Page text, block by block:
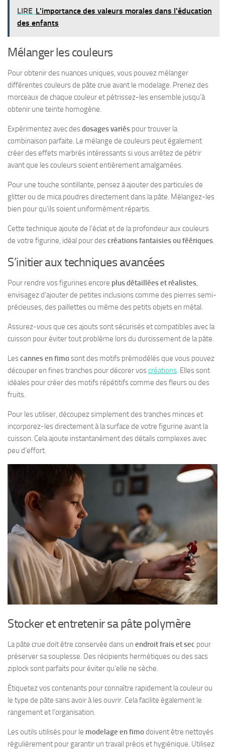
LIRE L'importance des valeurs morales dans l'éducation
des enfants
Mélanger les couleurs
Pour obtenir des nuances uniques, vous pouvez mélanger
différentes couleurs de pâte crue avant le modelage. Prenez des
morceaux de chaque couleur et pétrissez-les ensemble jusqu’à
obtenir une teinte homogène.
Expérimentez avec desdosages variés pour trouver la
combinaison parfaite. Le mélange de couleurs peut également
créer des effets marbrés intéressants si vous arrêtez de pétrir
avant que les couleurs soient entièrement amalgamées.
Pour une touche scintillante, pensez à ajouter des particules de
glitter ou de mica poudres directement dans la pâte. Mélangez-les
bien pour qu’ils soient uniformément répartis.
Cette technique ajoute de l’éclat et de la profondeur aux couleurs
de votre figurine, idéal pour descréations fantaisies ou féériques.
S’initier aux techniques avancées
Pour rendre vos figurines encore plus détaillées et réalistes,
envisagez d’ajouter de petites inclusions comme des pierres semi-
précieuses, des paillettes ou même des petits objets en métal.
Assurez-vous que ces ajouts sont sécurisés et compatibles avec la
cuisson pour éviter tout problème lors du durcissement de la pâte.
Lescannes en fimosont des motifs prémodélés que vous pouvez
découper en fines tranches pour décorer voscréations. Elles sont
idéales pour créer des motifs répétitifs comme des fleurs ou des
fruits.
Pour les utiliser, découpez simplement des tranches minces et
incorporez-les directement à la surface de votre figurine avant la
cuisson. Cela ajoute instantanément des détails complexes avec
peu d’effort.
Stocker et entretenir sa pâte polymère
La pâte crue doit être conservée dans un endroit frais et sec pour
préserver sa souplesse. Des récipients hermétiques ou des sacs
ziplock sont parfaits pour éviter qu’elle ne sèche.
Étiquetez vos contenants pour connaître rapidement la couleur ou
le type de pâte sans avoir à les ouvrir. Cela facilite également le
rangement et l’organisation.
Les outils utilisés pour le modelage en fimodoivent être nettoyés
régulièrement pour garantir un travail précis et hygiénique. Utilisez